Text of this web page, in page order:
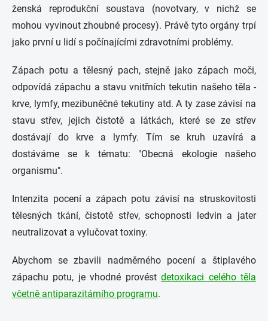
ženská reprodukční soustava (novotvary, v nichž se
mohou vyvinout zhoubné procesy). Právě tyto orgány trpí
jako první u lidí s počínajícími zdravotními problémy.
Zápach potu a tělesný pach, stejně jako zápach moči,
odpovídá zápachu a stavu vnitřních tekutin našeho těla -
krve, lymfy, mezibuněčné tekutiny atd. A ty zase závisí na
stavu střev, jejich čistotě a látkách, které se ze střev
dostávají do krve a lymfy. Tím se kruh uzavírá a
dostáváme se k tématu: "Obecná ekologie našeho
organismu".
Intenzita pocení a zápach potu závisí na struskovitosti
tělesných tkání, čistotě střev, schopnosti ledvin a jater
neutralizovat a vylučovat toxiny.
Abychom se zbavili nadměrného pocení a štiplavého
zápachu potu, je vhodné provéstdetoxikaci celého těla
včetně antiparazitárního programu.